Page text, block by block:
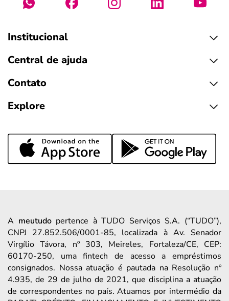
Institucional
Central de ajuda
Contato
Explore
A meutudopertence à TUDO Serviços S.A. (“TUDO”),
CNPJ 27.852.506/0001-85, localizada à Av. Senador
Virgílio Távora, nº 303, Meireles, Fortaleza/CE, CEP:
60170-250, uma fintech de acesso a empréstimos
consignados. Nossa atuação é pautada na Resolução nº
4.935, de 29 de julho de 2021, que disciplina a atuação
de correspondentes no país. Atuamos por intermédio da